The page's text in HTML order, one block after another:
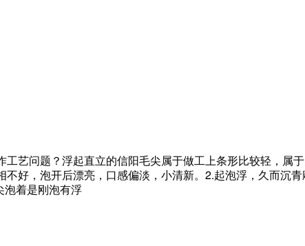
艺问题？浮起直立的信阳毛尖属于做工上条形比较轻，属
好，泡开后漂亮，口感偏淡，小清新。2.起泡浮，久而沉
泡着是刚泡有浮